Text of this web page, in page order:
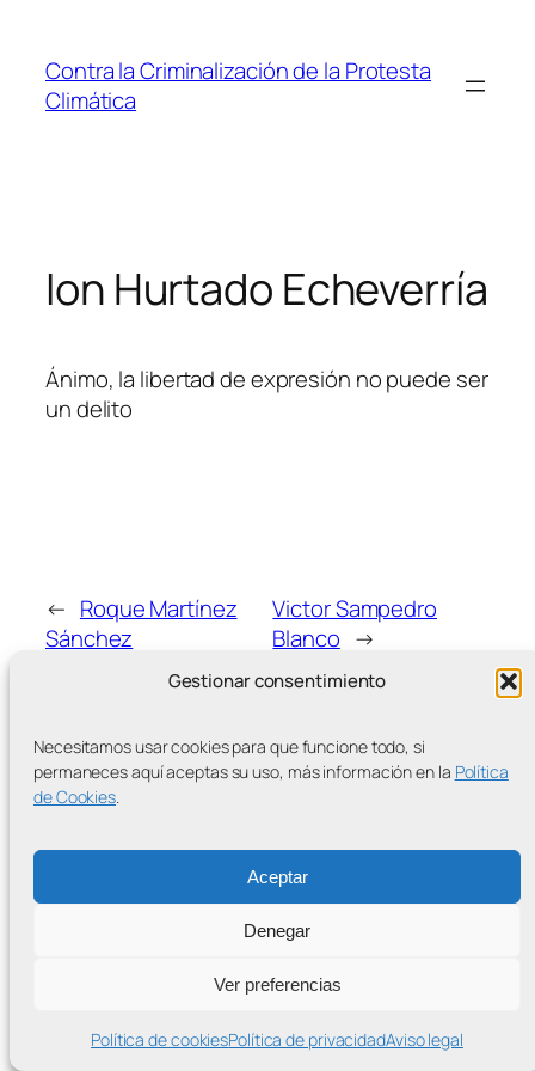
Gestionar consentimiento
Necesitamos usar cookies para que funcione todo, si
permaneces aquí aceptas su uso, más información en la Política
de Cookies.
Aceptar
Denegar
Ver preferencias
Política de cookiesPolítica de privacidadAviso legal
contenido
Contra la Criminalización de la Protesta
Climática
Ion Hurtado Echeverría
Ánimo, la libertad de expresión no puede ser
un delito
← Roque Martínez
Sánchez
Victor Sampedro
Blanco →
Contra la Criminalización de la Protesta Climática
WordPress